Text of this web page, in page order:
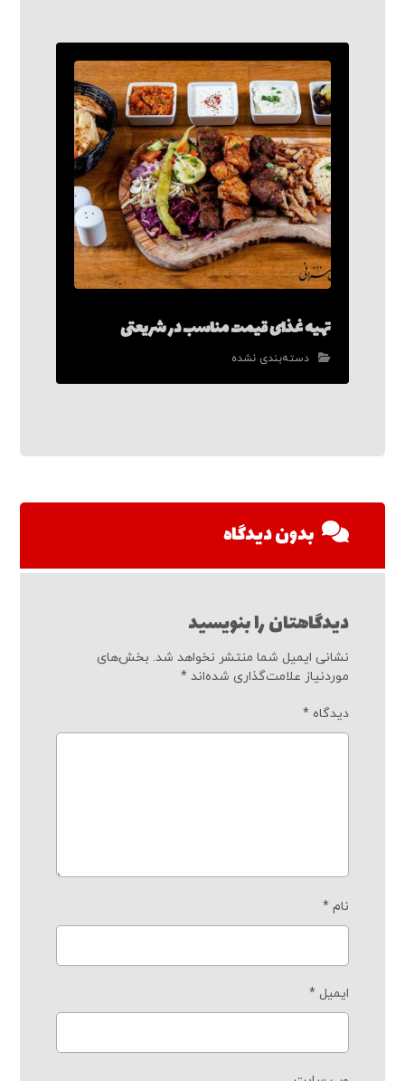
تهیه غذای قیمت مناسب در شریعتی
دسته‌بندی نشده
بدون دیدگاه
دیدگاهتان را بنویسید
نشانی ایمیل شما منتشر نخواهد شد. بخش‌های
موردنیاز علامت‌گذاری شده‌اند*
دیدگاه*
نام*
ایمیل*